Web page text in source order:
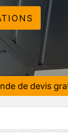
de devis